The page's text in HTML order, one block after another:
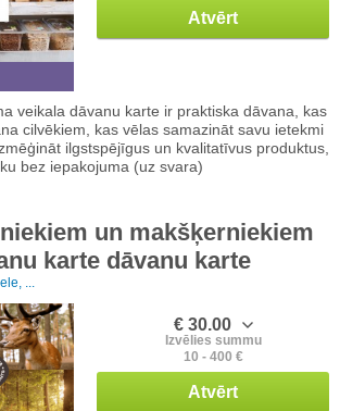
Atvērt
veikala dāvanu karte ir praktiska dāvana, kas
cilvēkiem, kas vēlas samazināt savu ietekmi
ilgstspējīgus un kvalitatīvus produktus,
bez iepakojuma (uz svara)
un makšķerniekiem
karte dāvanu karte
...
€ 30.00
Izvēlies summu
10 - 400 €
Atvērt